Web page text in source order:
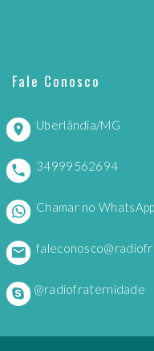
Fale Conosco
Uberlândia/MG
34999562694
Chamar no WhatsApp
@radiofraternidade